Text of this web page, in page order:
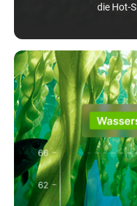
die Hot-